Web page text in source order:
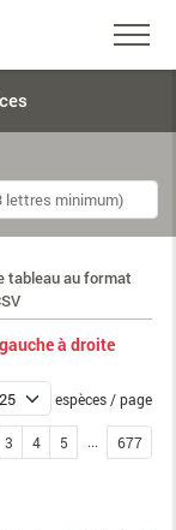
tableau au format
à droite
espèces / page
3 4 5 ... 677